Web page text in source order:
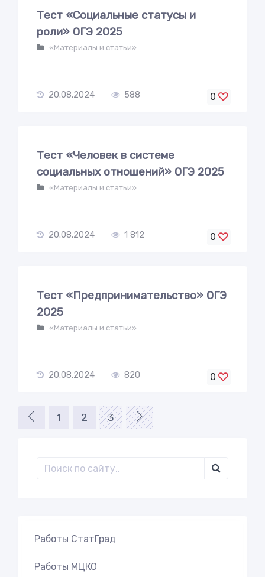
Тест «Социальные статусы и
роли» ОГЭ 2025
«Материалы и статьи»
20.08.2024 588 0
Тест «Человек в системе
социальных отношений» ОГЭ 2025
«Материалы и статьи»
20.08.2024 1 812 0
Тест «Предпринимательство» ОГЭ
2025
«Материалы и статьи»
20.08.2024 820 0
1 2 3
Работы СтатГрад
Работы МЦКО